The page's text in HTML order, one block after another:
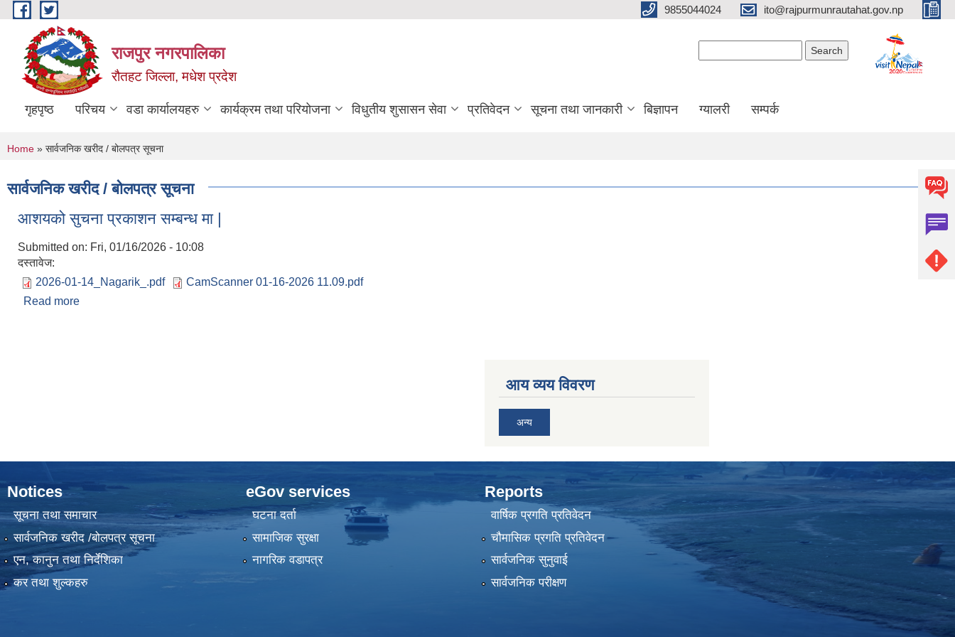
Skip to main content 9855044024 ito@rajpurmunrautahat.gov.np
राजपुर नगरपालिका
रौतहट जिल्ला, मधेश प्रदेश
गृहपृष्ठ परिचय वडा कार्यालयहरु कार्यक्रम तथा परियोजना विधुतीय शुसासन सेवा प्रतिवेदन सूचना तथा जानकारी बिज्ञापन ग्यालरी सम्पर्क
You are here
Home » सार्वजनिक खरीद / बोलपत्र सूचना
सार्वजनिक खरीद / बोलपत्र सूचना
आशयको सुचना प्रकाशन सम्बन्ध मा |
Submitted on: Fri, 01/16/2026 - 10:08
दस्तावेज:
2026-01-14_Nagarik_.pdf
CamScanner 01-16-2026 11.09.pdf
Read more
आय व्यय विवरण
अन्य
Notices
सूचना तथा समाचार
सार्वजनिक खरीद /बोलपत्र सूचना
एन, कानुन तथा निर्देशिका
कर तथा शुल्कहरु
eGov services
घटना दर्ता
सामाजिक सुरक्षा
नागरिक वडापत्र
Reports
वार्षिक प्रगति प्रतिवेदन
चौमासिक प्रगति प्रतिवेदन
सार्वजनिक सुनुवाई
सार्वजनिक परीक्षण